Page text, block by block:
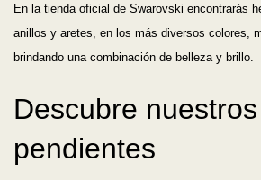
En la tienda oficial de Swarovski encontrarás
anillos y aretes, en los más diversos colores,
brindando una combinación de belleza y brillo.
Descubre
pendientes